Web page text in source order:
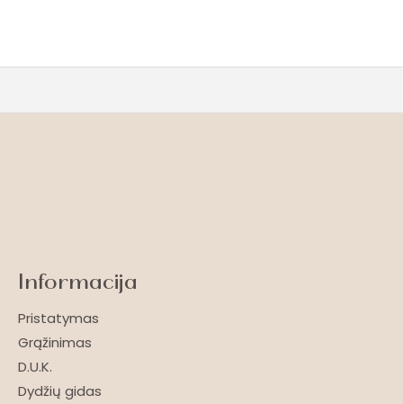
Informacija
Pristatymas
Grąžinimas
D.U.K.
Dydžių gidas